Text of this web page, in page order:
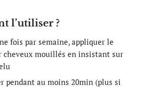
l’utiliser ?
fois par semaine, appliquer le
cheveux mouillés en insistant sur
pendant au moins 20min (plus si